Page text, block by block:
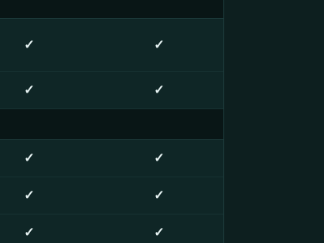
✓ ✓
✓ ✓
✓ ✓
✓ ✓
✓ ✓